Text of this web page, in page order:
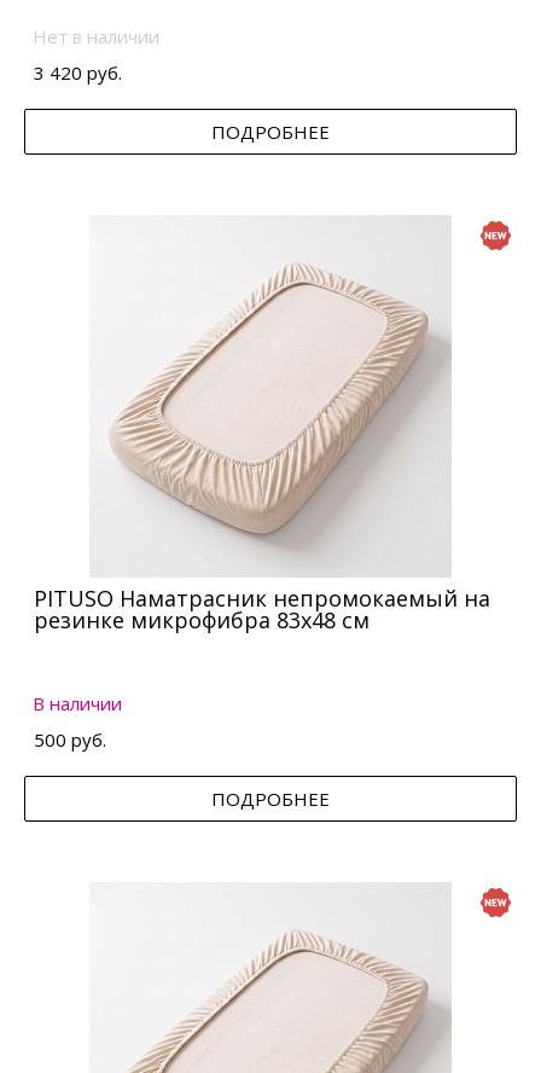
Нет в наличии
3 420 руб.
ПОДРОБНЕЕ
PITUSO Наматрасник непромокаемый на
резинке микрофибра 83х48 см
В наличии
500 руб.
ПОДРОБНЕЕ